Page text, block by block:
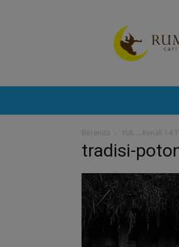
Berita
Properti
Terkini
Beranda Yuk…. Kenali 14
tradisi-